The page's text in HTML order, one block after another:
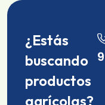
¿Estás
buscando
productos
agrícolas?